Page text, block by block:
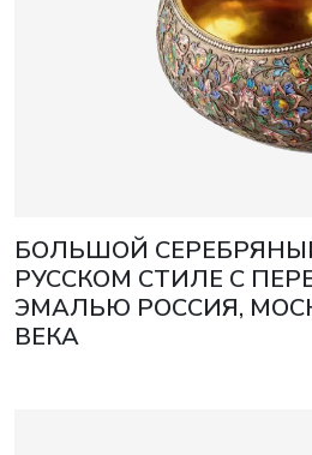
БОЛЬШОЙ
РУССКОМ СТИЛЕ С
ЭМАЛЬЮ РОССИЯ,
ВЕКА